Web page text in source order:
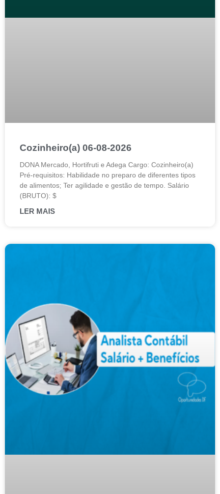
Cozinheiro(a) 06-08-2026
DONA Mercado, Hortifruti e Adega Cargo: Cozinheiro(a)
Pré-requisitos: Habilidade no preparo de diferentes tipos
de alimentos; Ter agilidade e gestão de tempo. Salário
(BRUTO): $
LER MAIS